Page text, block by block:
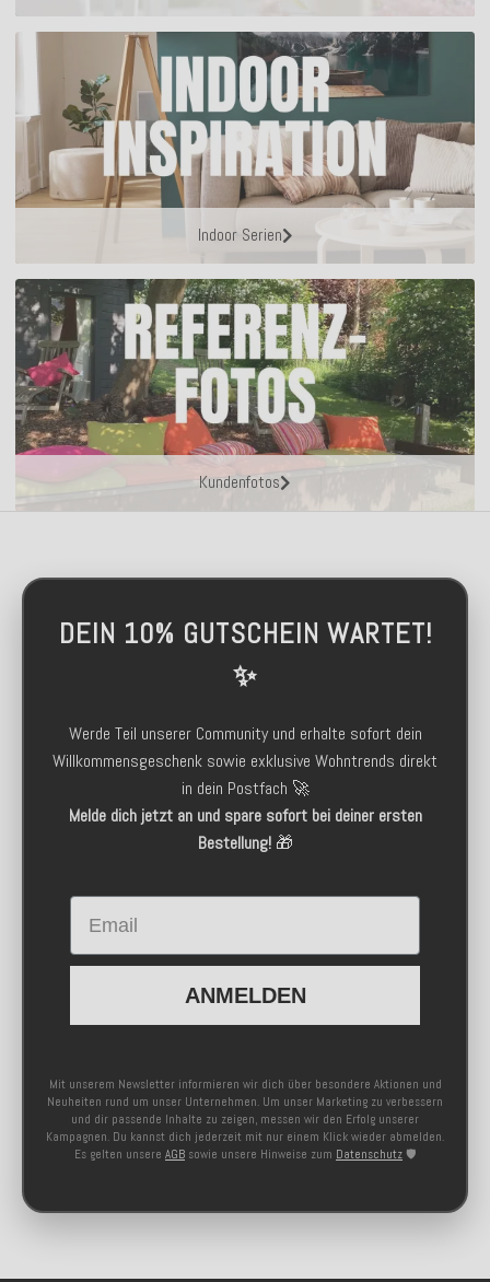
Indoor Serien
Kundenfotos
DEIN 10% GUTSCHEIN WARTET!
✨
Werde Teil unserer Community und erhalte sofort dein
Willkommensgeschenk sowie exklusive Wohntrends direkt
in dein Postfach 🚀
Melde dich jetzt an und spare sofort bei deiner ersten
Bestellung!🎁
Email
ANMELDEN
Mit unserem Newsletter informieren wir dich über besondere Aktionen und
Neuheiten rund um unser Unternehmen. Um unser Marketing zu verbessern
und dir passende Inhalte zu zeigen, messen wir den Erfolg unserer
Kampagnen. Du kannst dich jederzeit mit nur einem Klick wieder abmelden.
Es gelten unsere AGB sowie unsere Hinweise zum Datenschutz 🛡️